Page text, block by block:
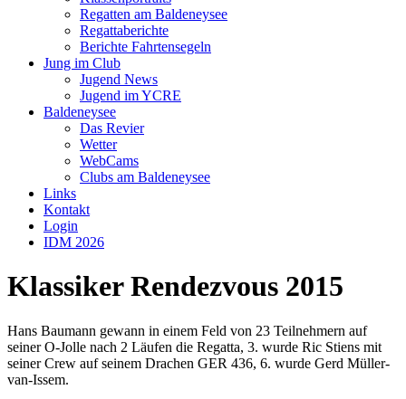
Regatten am Baldeneysee
Regattaberichte
Berichte Fahrtensegeln
Jung im Club
Jugend News
Jugend im YCRE
Baldeneysee
Das Revier
Wetter
WebCams
Clubs am Baldeneysee
Links
Kontakt
Login
IDM 2026
Klassiker Rendezvous 2015
Hans Baumann gewann in einem Feld von 23 Teilnehmern auf
seiner O-Jolle nach 2 Läufen die Regatta, 3. wurde Ric Stiens mit
seiner Crew auf seinem Drachen GER 436, 6. wurde Gerd Müller-
van-Issem.